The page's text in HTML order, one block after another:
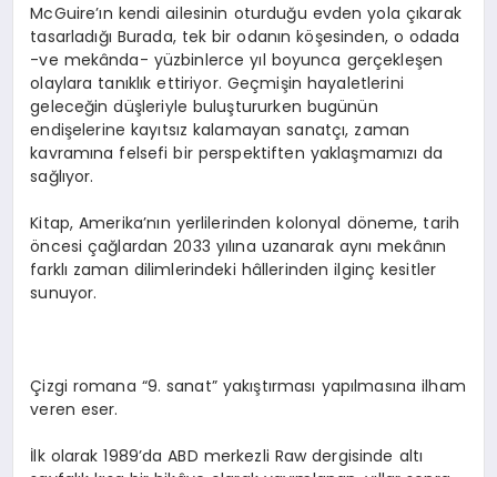
McGuire’ın kendi ailesinin oturduğu evden yola çıkarak
tasarladığı Burada, tek bir odanın köşesinden, o odada
-ve mekânda- yüzbinlerce yıl boyunca gerçekleşen
olaylara tanıklık ettiriyor. Geçmişin hayaletlerini
geleceğin düşleriyle buluştururken bugünün
endişelerine kayıtsız kalamayan sanatçı, zaman
kavramına felsefi bir perspektiften yaklaşmamızı da
sağlıyor.
Kitap, Amerika’nın yerlilerinden kolonyal döneme, tarih
öncesi çağlardan 2033 yılına uzanarak aynı mekânın
farklı zaman dilimlerindeki hâllerinden ilginç kesitler
sunuyor.
Çizgi romana “9. sanat” yakıştırması yapılmasına ilham
veren eser.
İlk olarak 1989’da ABD merkezli Raw dergisinde altı